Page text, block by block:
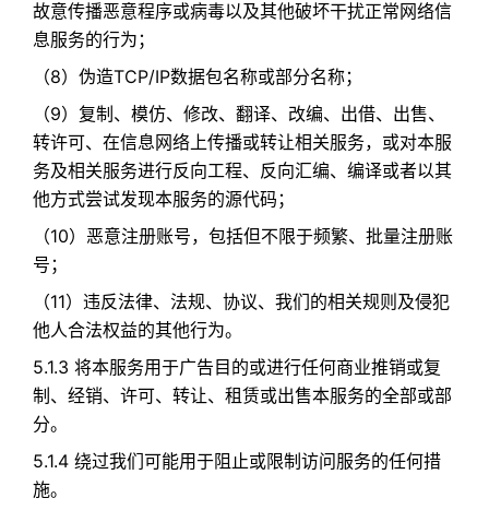
故意传播恶意程序或病毒以及其他破坏干扰正常网络信
息服务的行为；​
（8）伪造TCP/IP数据包名称或部分名称；​
（9）复制、模仿、修改、翻译、改编、出借、出售、
转许可、在信息网络上传播或转让相关服务，或对本服
务及相关服务进行反向工程、反向汇编、编译或者以其
他方式尝试发现本服务的源代码；​
（10）恶意注册账号，包括但不限于频繁、批量注册账
号；
（11）违反法律、法规、协议、我们的相关规则及侵犯
他人合法权益的其他行为。
5.1.3 将本服务用于广告目的或进行任何商业推销或复
制、经销、许可、转让、租赁或出售本服务的全部或部
分。
5.1.4 绕过我们可能用于阻止或限制访问服务的任何措
施。